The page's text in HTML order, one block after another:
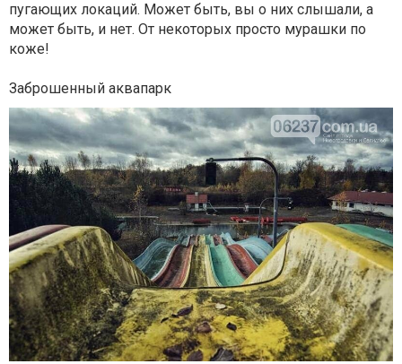
пугающих локаций. Может быть, вы о них слышали, а
может быть, и нет. От некоторых просто мурашки по
коже!
Заброшенный аквапарк